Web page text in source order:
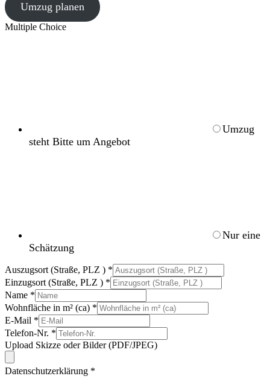
Umzug planen
Multiple Choice
Umzug
steht Bitte um Angebot
Nur eine
Schätzung
Auszugsort (Straße, PLZ ) *
Einzugsort (Straße, PLZ ) *
Name *
Wohnfläche in m² (ca) *
E-Mail *
Telefon-Nr. *
Upload Skizze oder Bilder (PDF/JPEG)
Datenschutzerklärung *